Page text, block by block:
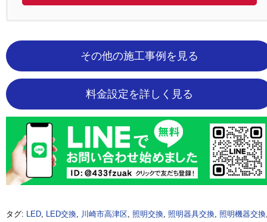
その他の施工事例を見る
料金設定を詳しく見る
タグ: LED LED交換 川崎市高津区 照明交換 照明器具交換 照明機器交換